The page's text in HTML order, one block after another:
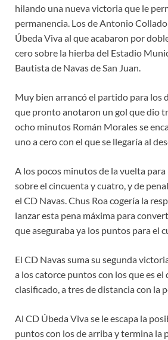
hilando una nueva victoria que le
permanencia. Los de Antonio
Úbeda Viva al que acabaron por
cero sobre la hierba del Estadio
Bautista de Navas de San Juan.
Muy bien arrancó el partido para los
que pronto anotaron un gol que dio
ocho minutos Román Morales se
uno a cero con el que se llegaría al
A los pocos minutos de la vuelta
sobre el cincuenta y cuatro, y de
el CD Navas. Chus Roa cogería la
lanzar esta pena máxima para
que aseguraba ya los puntos para el
El CD Navas suma su segunda
a los catorce puntos con los que es
clasificado, a tres de distancia con la
Al CD Úbeda Viva se le escapa la
puntos con los de arriba y termina la